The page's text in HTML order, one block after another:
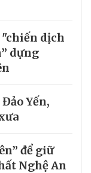
"chiến dịch
dựng
Yến,
để giữ
Nghệ An